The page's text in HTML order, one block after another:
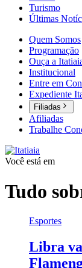
Turismo
Últimas
Quem Somos
Programação
Ouça a
Institucional
Entre em
Expediente
Filiadas
Afiliadas
Trabalhe
Você está em
Tudo
Esportes
Libra